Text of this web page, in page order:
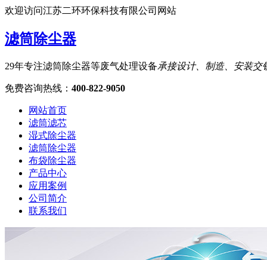
欢迎访问江苏二环环保科技有限公司网站
滤筒除尘器
29年专注滤筒除尘器等废气处理设备承接设计、制造、安装交
免费咨询热线 ： 400-822-9050
网站首页
滤筒滤芯
湿式除尘器
滤筒除尘器
布袋除尘器
产品中心
应用案例
公司简介
联系我们